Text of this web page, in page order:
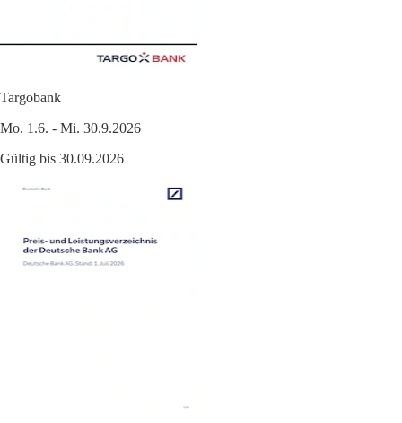
Targobank
Mo. 1.6. - Mi. 30.9.2026
Gültig bis 30.09.2026